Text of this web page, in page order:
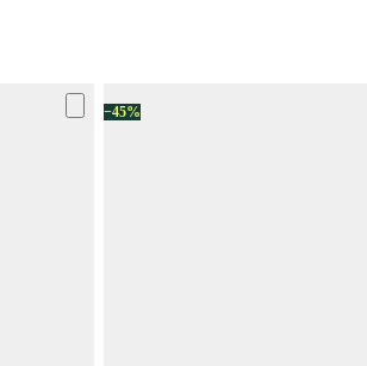
−45%